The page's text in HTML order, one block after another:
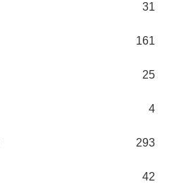
31
161
25
4
293
42